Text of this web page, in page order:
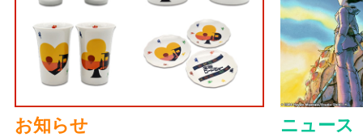
お知らせ ニュース